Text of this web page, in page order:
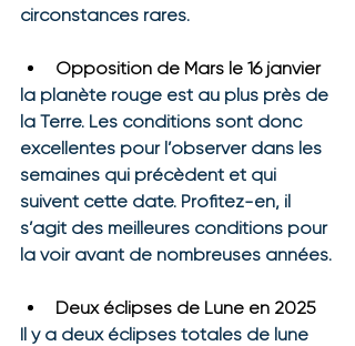
circonstances rares.
Opposition de Mars le 16 janvier
la planète rouge est au plus près de
la Terre. Les conditions sont donc
excellentes pour l’observer dans les
semaines qui précèdent et qui
suivent cette date. Profitez-en, il
s’agit des meilleures conditions pour
la voir avant de nombreuses années.
Deux éclipses de Lune en 2025
Il y a deux éclipses totales de lune